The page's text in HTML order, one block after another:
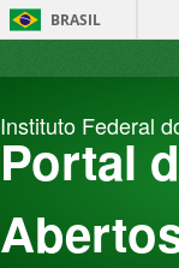
Pular
para
BRASIL
Instituto Federal
Portal